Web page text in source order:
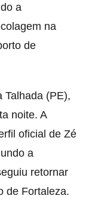
a
na
de
Talhada (PE),
noite. A
oficial de Zé
a
retornar
de Fortaleza.